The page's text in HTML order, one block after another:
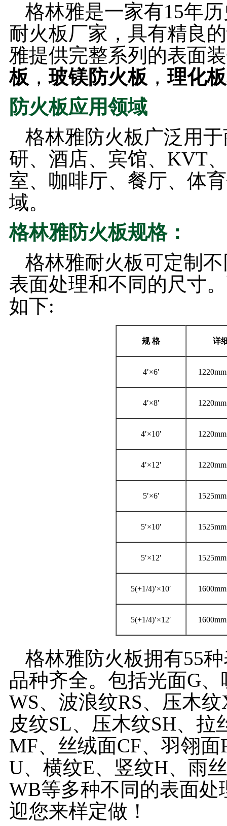
格林雅是一家有15年
耐火板厂家，具有精良
雅提供完整系列的表面
板 ，玻镁防火板 ，理化板
防火板应用领域
格林雅防火板广泛用
研、酒店、宾馆、KVT
室、咖啡厅、餐厅、体
域。
格林雅防火板规格：
格林雅耐火板可定制
表面处理和不同的尺寸
如下:
规 格 详
4′×6′
4′×8′
4′×10′
4′×12′
5′×6′
5′×10′
5′×12′
5(+1/4)′×10′
5(+1/4)′×12′
格林雅防火板拥有55
品种齐全。包括光面G
WS、波浪纹RS、压木
皮纹SL、压木纹SH、拉
MF、丝绒面CF、羽翎
U、横纹E、竖纹H、雨
WB等多种不同的表面
迎您来样定做！